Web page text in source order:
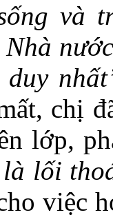
và
chị
lớp,
là lối
việc